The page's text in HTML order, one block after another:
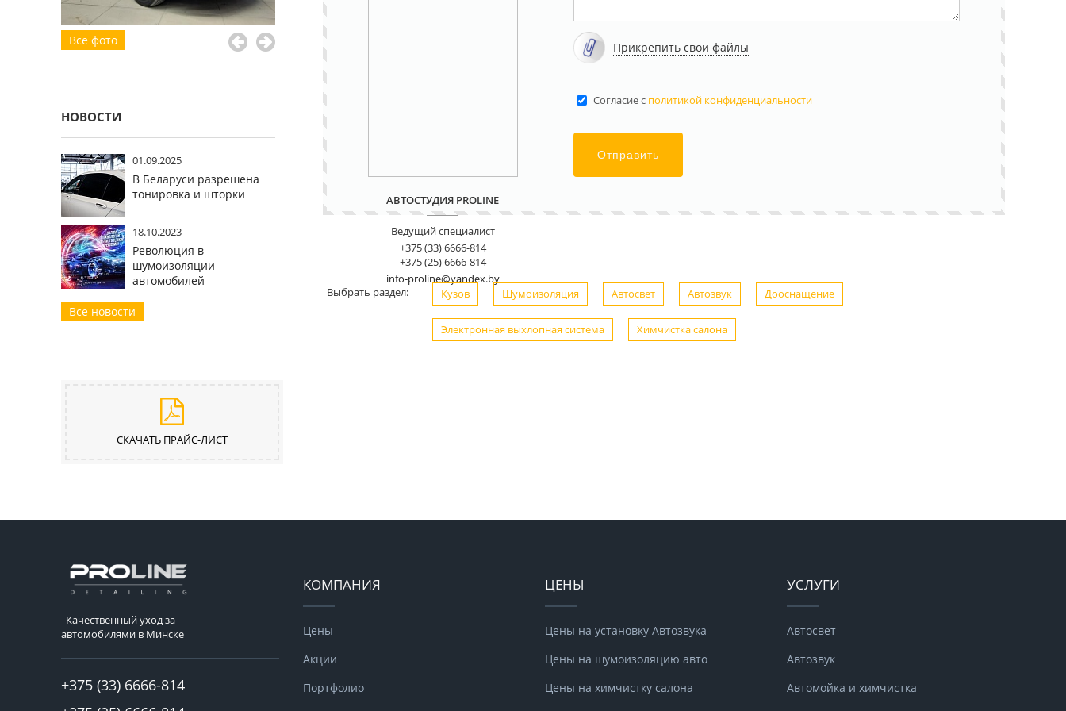
Все фото
НОВОСТИ
01.09.2025
В Беларуси разрешена
тонировка и шторки
18.10.2023
Революция в
шумоизоляции
автомобилей
Все новости
СКАЧАТЬ ПРАЙС-ЛИСТ
АВТОСТУДИЯ PROLINE
Ведущий специалист
+375 (33) 6666-814
+375 (25) 6666-814
info-proline@yandex.by
Прикрепить свои файлы
Cогласие с политикой конфиденциальности
Отправить
Выбрать раздел: Кузов Шумоизоляция Автосвет Автозвук Дооснащение
Электронная выхлопная система Химчистка салона
Качественный уход за
автомобилями в Минске
+375 (33) 6666-814
КОМПАНИЯ
Цены
Акции
Портфолио
ЦЕНЫ
Цены на установку Автозвука
Цены на шумоизоляцию авто
Цены на химчистку салона
УСЛУГИ
Автосвет
Автозвук
Автомойка и химчистка